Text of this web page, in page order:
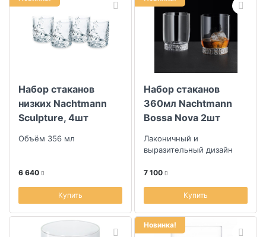
Цвет основы
Скидка
Высота (см)
Набор стаканов
низких Nachtmann
Sculpture, 4шт
Объём 356 мл
6 640
Купить
Набор стаканов
360мл Nachtmann
Bossa Nova 2шт
Лаконичный и
выразительный дизайн
7 100
Купить
Новинка!